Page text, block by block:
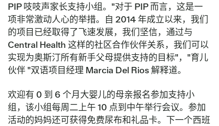
PIP 吱吱声家长支持小组。"对于 PIP 而言，这是一
项非常激动人心的举措。自 2014 年成立以来，我们
的项目已经取得了飞速发展，我们坚信，通过与
Central Health 这样的社区合作伙伴关系，我们可以
实现为奥斯汀所有新手父母提供支持的目标"，"育儿
伙伴 "双语项目经理 Marcia Del Rios 解释道。
欢迎有 0 到 6 个月大婴儿的母亲报名参加支持小
组，该小组每周二上午 10 点到中午举行会议。参加
活动的妈妈还可获得免费尿布和礼品卡。下一个西班